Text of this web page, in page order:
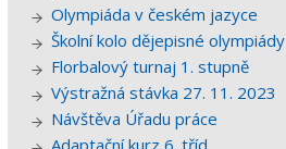
Olympiáda v českém jazyce
Školní kolo dějepisné olympiády
Florbalový turnaj 1. stupně
Výstražná stávka 27. 11. 2023
Návštěva Úřadu práce
Adaptační kurz 6. tříd